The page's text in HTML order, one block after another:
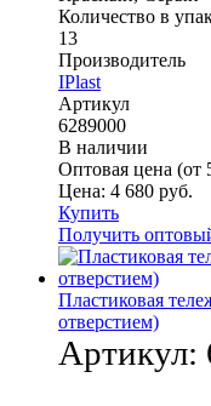
Количество в
13
Производитель
IPlast
Артикул
6289000
В наличии
Оптовая цена (от
Цена: 4 680 руб.
Купить
Получить
Пластиковая
отверстием)
Артикул: